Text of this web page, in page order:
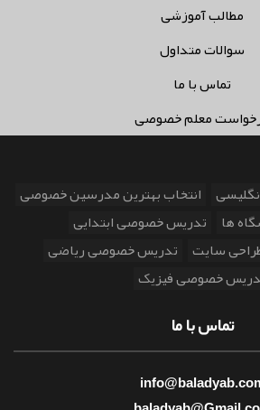
مطالب آموزشی
سوالات متداول
تماس با ما
معلم خصوصی
انتخاب بهترین مدرسین خصوصی
ها تدریس خصوصی ابتدایی
سایت تدریس خصوصی ریاضی
خصوصی فیزیک
تماس با ما